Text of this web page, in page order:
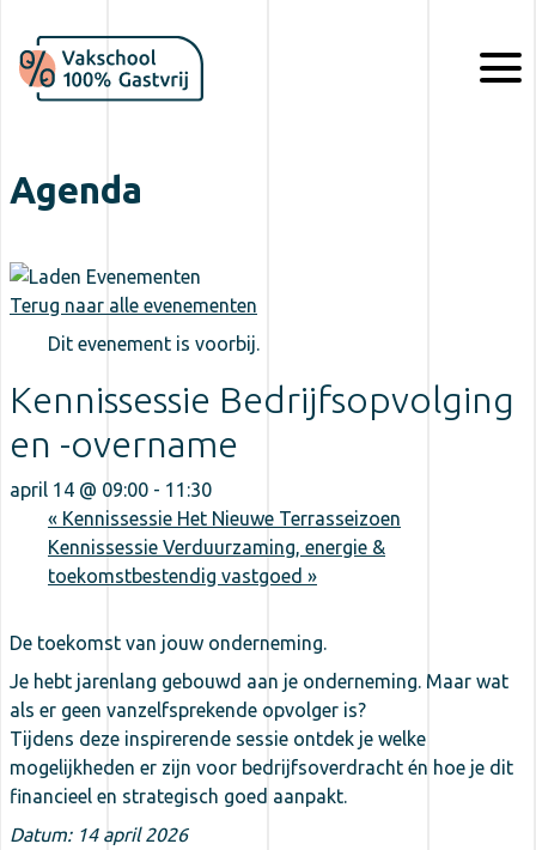
Agenda
Dit evenement is voorbij.
Kennissessie Bedrijfsopvolging
en -overname
april 14 @ 09:00 - 11:30
« Kennissessie Het Nieuwe Terrasseizoen
Kennissessie Verduurzaming, energie &
toekomstbestendig vastgoed »
De toekomst van jouw onderneming.
Je hebt jarenlang gebouwd aan je onderneming. Maar wat
als er geen vanzelfsprekende opvolger is?
Tijdens deze inspirerende sessie ontdek je welke
mogelijkheden er zijn voor bedrijfsoverdracht én hoe je dit
financieel en strategisch goed aanpakt.
Datum: 14 april 2026